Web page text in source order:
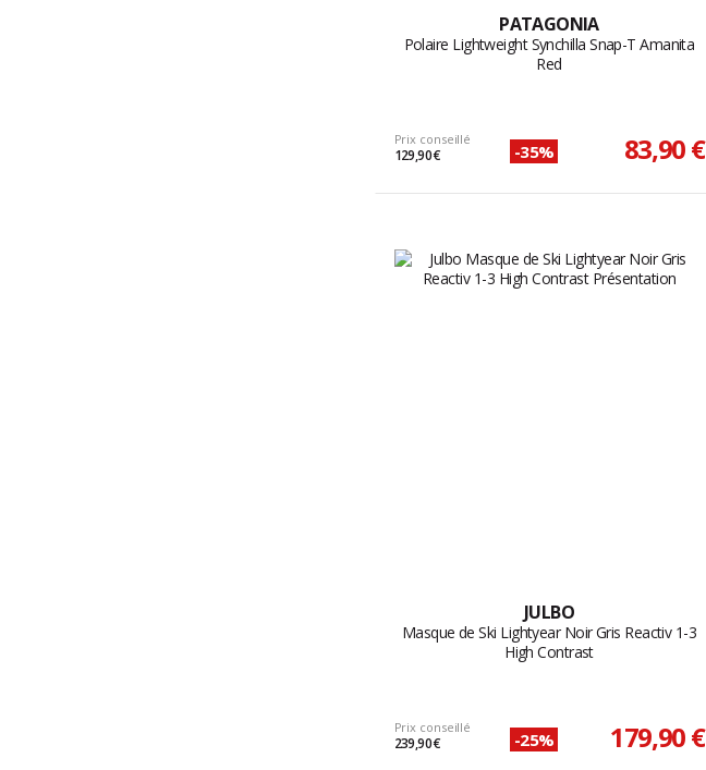
PATAGONIA
Polaire Lightweight Synchilla Snap-T Amanita
Red
Prix conseillé
129,90 € -35% 83,90 €
JULBO
Masque de Ski Lightyear Noir Gris Reactiv 1-3
High Contrast
Prix conseillé
239,90 € -25% 179,90 €